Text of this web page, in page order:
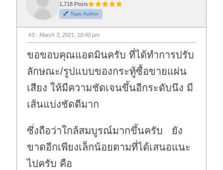
m
b
d
o
n
.
m
b
s
u
p
1,718 Posts
Topic Author
#3 · March 3, 2021, 10:40 pm
ขอขอบคุณแอดมินครับ ที่ได้ทำการปรับ
ลักษณะ/รูปแบบของกระทู้ซื้อขายแผ่น
เสียง ให้มีความชัดเจนขึ้นอีกระดับนึง มี
เส้นแบ่งชัดดีมาก
ซึ่งถือว่าใกล้สมบูรณ์มากขึ้นครับ ยัง
ขาดอีกเพียงเล็กน้อยตามที่ได้เสนอแนะ
ไปครับ คือ